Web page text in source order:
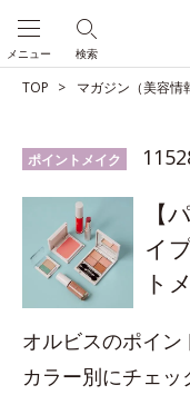
検索
メニュー
TOP マガジン（美容情
ポイントメイク
【
イ
ト
オルビスのポイ
カラー別にチェ